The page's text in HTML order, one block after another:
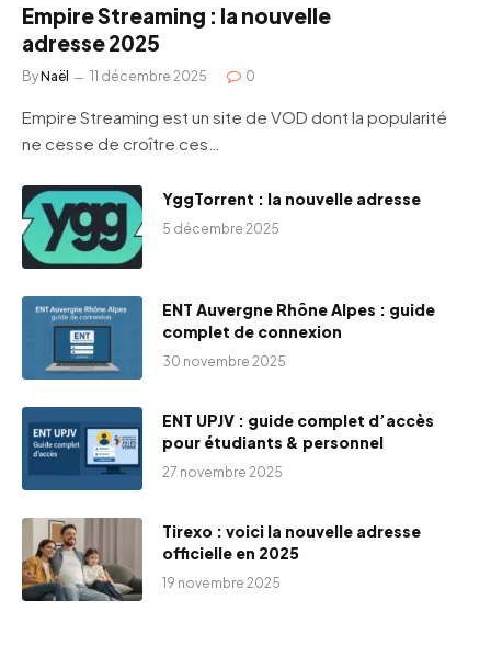
Empire Streaming : la nouvelle
adresse 2025
ByNaël 11 décembre 2025 0
Empire Streaming est un site de VOD dont la popularité
ne cesse de croître ces…
YggTorrent : la nouvelle adresse
5 décembre 2025
ENT Auvergne Rhône Alpes : guide
complet de connexion
30 novembre 2025
ENT UPJV : guide complet d’accès
pour étudiants & personnel
27 novembre 2025
Tirexo : voici la nouvelle adresse
officielle en 2025
19 novembre 2025